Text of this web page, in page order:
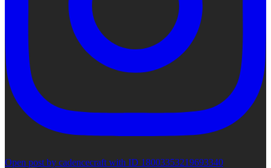
Open post by cadencecraft with ID 18003353219693340